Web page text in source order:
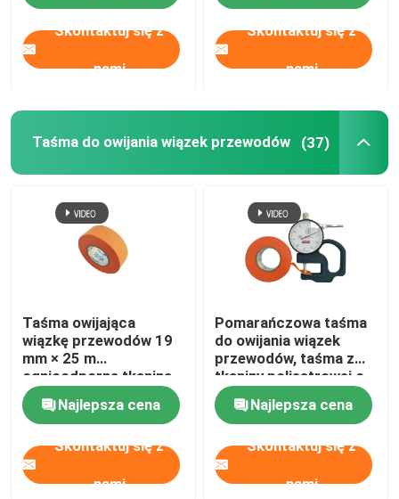
Skontaktuj się z
nami
Skontaktuj się z
nami
Taśma do owijania wiązek przewodów (37)
Taśma owijająca
wiązkę przewodów 19
mm × 25 m
ognioodporna tkanina
poliestrowa
Najlepsza cena
Skontaktuj się z
nami
Pomarańczowa taśma
do owijania wiązek
przewodów, taśma z
tkaniny poliestrowej o
grubości 0,16 mm
Najlepsza cena
Skontaktuj się z
nami